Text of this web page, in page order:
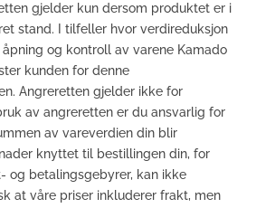
gjelder kun dersom produktet er i
stand. I tilfeller hvor verdireduksjon
og kontroll av varene Kamado
kunden for denne
Angreretten gjelder ikke for
av angreretten er du ansvarlig for
av vareverdien din blir
knyttet til bestillingen din, for
og betalingsgebyrer, kan ikke
at våre priser inkluderer frakt, men